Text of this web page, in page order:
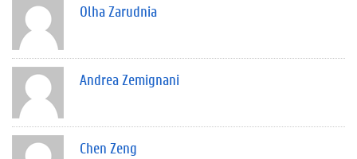
Olha Zarudnia
Andrea Zemignani
Chen Zeng